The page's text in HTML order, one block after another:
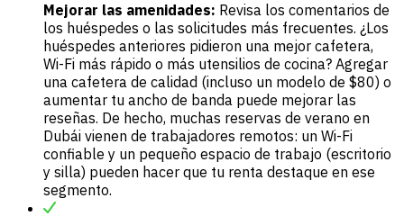
Mejorar las amenidades: Revisa los comentarios de
los huéspedes o las solicitudes más frecuentes. ¿Los
huéspedes anteriores pidieron una mejor cafetera,
Wi-Fi más rápido o más utensilios de cocina? Agregar
una cafetera de calidad (incluso un modelo de $80) o
aumentar tu ancho de banda puede mejorar las
reseñas. De hecho, muchas reservas de verano en
Dubái vienen de trabajadores remotos: un Wi-Fi
confiable y un pequeño espacio de trabajo (escritorio
y silla) pueden hacer que tu renta destaque en ese
segmento.